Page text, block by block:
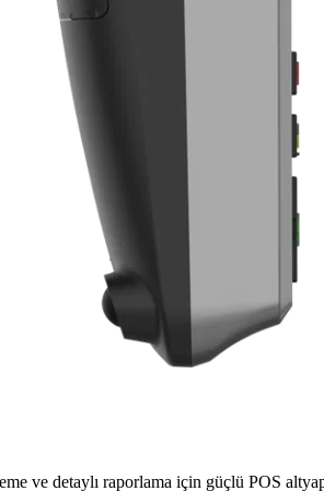
ve detaylı raporlama için güçlü POS